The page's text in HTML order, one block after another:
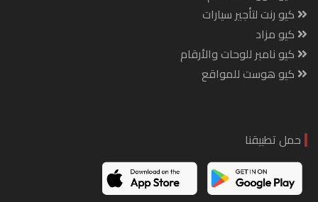
كيو رنت لتأجير سيارات
كيو مزاد
كيو نامبر للوحات والأرقام
كيو هوست للمواقع
حمل تطبيقنا